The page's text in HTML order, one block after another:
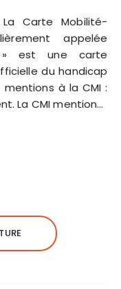
Carte Mobilité-
appelée
» est une carte
du handicap
à la CMI :
La CMI mention…